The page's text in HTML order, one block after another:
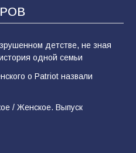
детстве, не зная
одной семьи
о Patriot назвали
/ Женское. Выпуск